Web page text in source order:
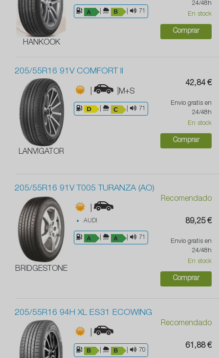
HANKOOK
71
24/48h
En stock
Comprar
205/55R16 91V COMFORT II
LANVIGATOR
| |M+S
71
42,84 €
Envío gratis en
24/48h
En stock
Comprar
205/55R16 91V T005 TURANZA (AO)
BRIDGESTONE
|
AUDI
71
Recomendado
89,25 €
Envío gratis en
24/48h
En stock
Comprar
205/55R16 94H XL ES31 ECOWING
|
70
Recomendado
61,88 €